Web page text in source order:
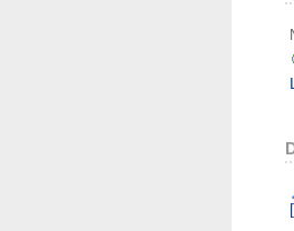
[